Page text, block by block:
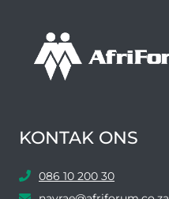
KONTAK ONS
086 10 200 30